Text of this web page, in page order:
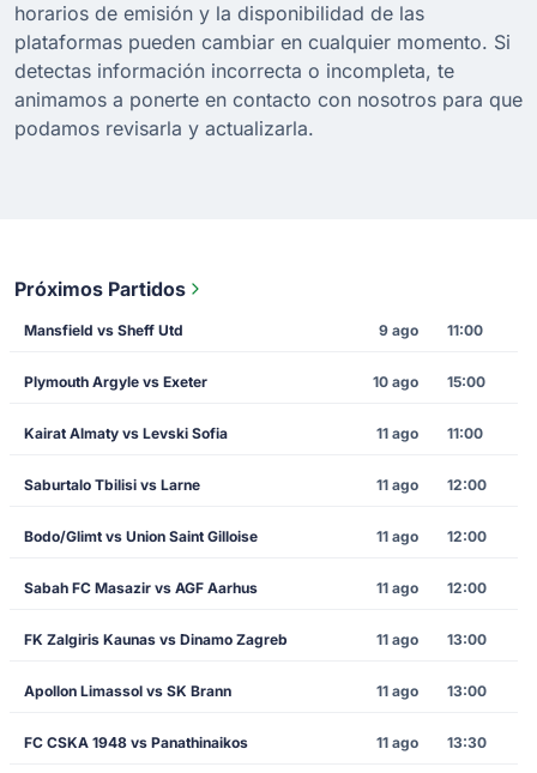
horarios de emisión y la disponibilidad de las
plataformas pueden cambiar en cualquier momento. Si
detectas información incorrecta o incompleta, te
animamos a ponerte en contacto con nosotros para que
podamos revisarla y actualizarla.
Próximos Partidos
Mansfield vs Sheff Utd 9 ago 11:00
Plymouth Argyle vs Exeter 10 ago 15:00
Kairat Almaty vs Levski Sofia 11 ago 11:00
Saburtalo Tbilisi vs Larne 11 ago 12:00
Bodo/Glimt vs Union Saint Gilloise 11 ago 12:00
Sabah FC Masazir vs AGF Aarhus 11 ago 12:00
FK Zalgiris Kaunas vs Dinamo Zagreb 11 ago 13:00
Apollon Limassol vs SK Brann 11 ago 13:00
FC CSKA 1948 vs Panathinaikos 11 ago 13:30